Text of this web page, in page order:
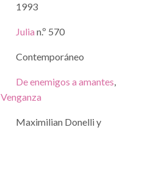
1993
Julia n.º 570
Contemporáneo
De enemigos a amantes,
Venganza
Maximilian Donelli y